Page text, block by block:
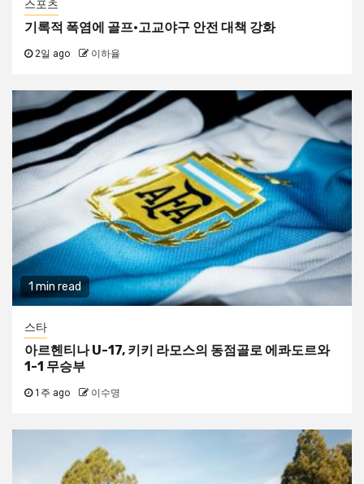
스포츠
기록적 폭염에 골프·고교야구 안전 대책 강화
2일 ago 이하율
1 min read
스타
아르헨티나 U-17, 키키 라모스의 동점골로 에콰도르와
1-1 무승부
1주 ago 이수명